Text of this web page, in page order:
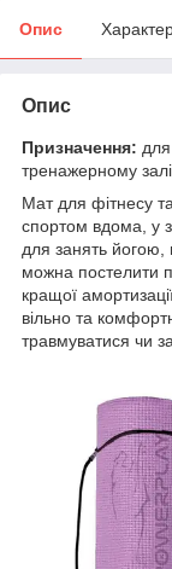
Опис
Опис
Призначення:
тренажерному залі.
Мат для фітнесу
спортом вдома, у
для занять йогою,
можна постелити
кращої
вільно та
травмуватися чи